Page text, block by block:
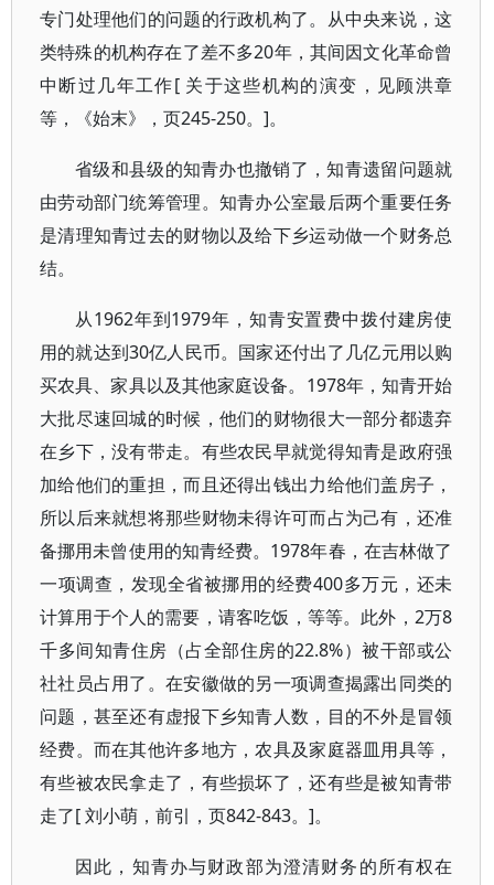
专门处理他们的问题的行政机构了。从中央来说，这
类特殊的机构存在了差不多20年，其间因文化革命曾
中断过几年工作[ 关于这些机构的演变，见顾洪章
等，《始末》，页245-250。]。
省级和县级的知青办也撤销了，知青遗留问题就
由劳动部门统筹管理。知青办公室最后两个重要任务
是清理知青过去的财物以及给下乡运动做一个财务总
结。
从1962年到1979年，知青安置费中拨付建房使
用的就达到30亿人民币。国家还付出了几亿元用以购
买农具、家具以及其他家庭设备。1978年，知青开始
大批尽速回城的时候，他们的财物很大一部分都遗弃
在乡下，没有带走。有些农民早就觉得知青是政府强
加给他们的重担，而且还得出钱出力给他们盖房子，
所以后来就想将那些财物未得许可而占为己有，还准
备挪用未曾使用的知青经费。1978年春，在吉林做了
一项调查，发现全省被挪用的经费400多万元，还未
计算用于个人的需要，请客吃饭，等等。此外，2万8
千多间知青住房（占全部住房的22.8%）被干部或公
社社员占用了。在安徽做的另一项调查揭露出同类的
问题，甚至还有虚报下乡知青人数，目的不外是冒领
经费。而在其他许多地方，农具及家庭器皿用具等，
有些被农民拿走了，有些损坏了，还有些是被知青带
走了[ 刘小萌，前引，页842-843。]。
因此，知青办与财政部为澄清财务的所有权在